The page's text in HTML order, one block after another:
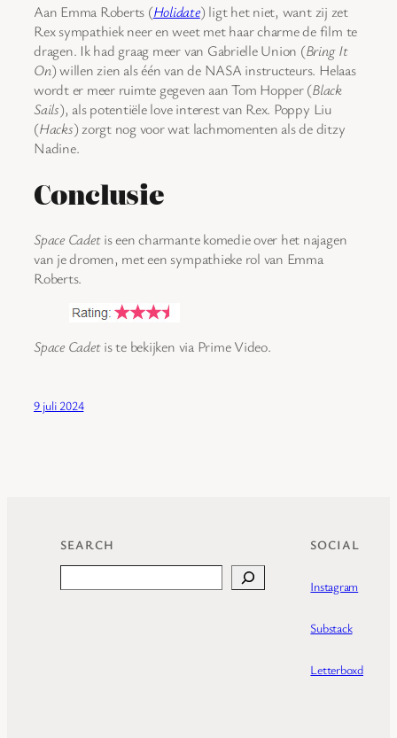
Aan Emma Roberts (Holidate) ligt het niet, want zij zet
Rex sympathiek neer en weet met haar charme de film te
dragen. Ik had graag meer van Gabrielle Union (Bring It
On) willen zien als één van de NASA instructeurs. Helaas
wordt er meer ruimte gegeven aan Tom Hopper (Black
Sails), als potentiële love interest van Rex. Poppy Liu
(Hacks) zorgt nog voor wat lachmomenten als de ditzy
Nadine.
Conclusie
Space Cadetis een charmante komedie over het najagen
van je dromen, met een sympathieke rol van Emma
Roberts.
Space Cadetis te bekijken via Prime Video.
9 juli 2024
SEARCH SOCIAL
Instagram
Substack
Letterboxd